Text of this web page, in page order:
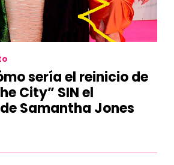
sería el reinicio de
City” SIN el
Samantha Jones